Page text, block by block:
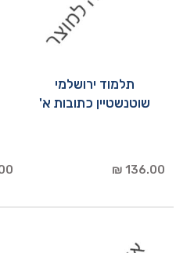
תלמוד ירושלמי
שוטנשטיין כתובות א'
136.00 ₪
₪